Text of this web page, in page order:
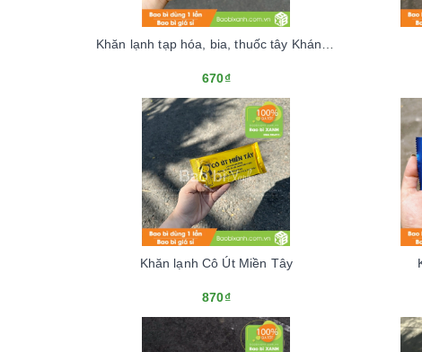
670₫
Khăn lạnh Cô Út Miền Tây
870₫